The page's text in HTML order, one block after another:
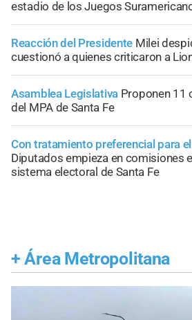
estadio de los Juegos
Reacción del Presidente Milei
cuestionó a quienes criticaron a
Asamblea Legislativa Proponen 11
del MPA de Santa Fe
Con tratamiento preferencial para
Diputados empieza en comisiones
sistema electoral de Santa Fe
+ Área Metropolitana